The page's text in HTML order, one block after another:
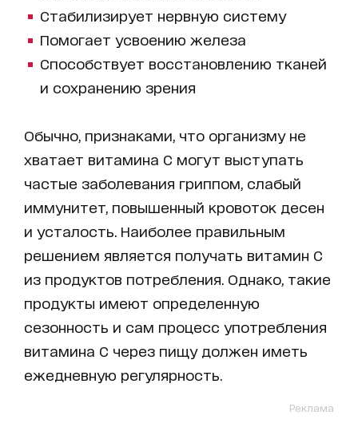
Стабилизирует нервную систему
Помогает усвоению железа
Способствует восстановлению тканей
и сохранению зрения
Обычно, признаками, что организму не
хватает витамина С могут выступать
частые заболевания гриппом, слабый
иммунитет, повышенный кровоток десен
и усталость. Наиболее правильным
решением является получать витамин С
из продуктов потребления. Однако, такие
продукты имеют определенную
сезонность и сам процесс употребления
витамина С через пищу должен иметь
ежедневную регулярность.
Реклама